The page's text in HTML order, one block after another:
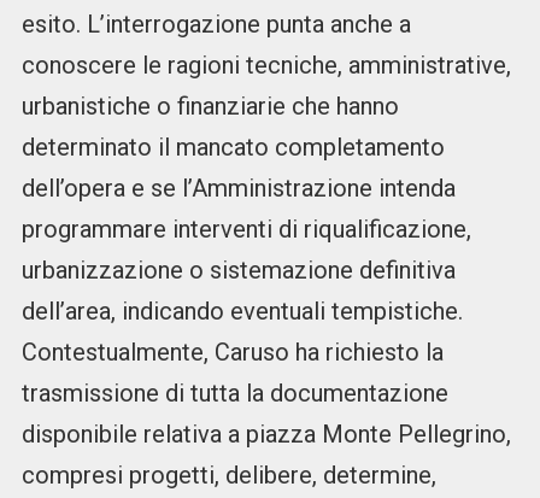
esito. L’interrogazione punta anche a
conoscere le ragioni tecniche, amministrative,
urbanistiche o finanziarie che hanno
determinato il mancato completamento
dell’opera e se l’Amministrazione intenda
programmare interventi di riqualificazione,
urbanizzazione o sistemazione definitiva
dell’area, indicando eventuali tempistiche.
Contestualmente, Caruso ha richiesto la
trasmissione di tutta la documentazione
disponibile relativa a piazza Monte Pellegrino,
compresi progetti, delibere, determine,